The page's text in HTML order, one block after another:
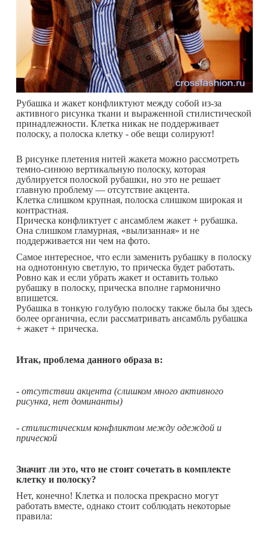
Рубашка и жакет конфликтуют между собой из-за
активного рисунка ткани и выраженной стилистической
принадлежности. Клетка никак не поддерживает
полоску, а полоска клетку - обе вещи солируют!
В рисунке плетения нитей жакета можно рассмотреть
темно-синюю вертикальную полоску, которая
дублируется полоской рубашки, но это не решает
главную проблему — отсутствие акцента.
Клетка слишком крупная, полоска слишком широкая и
контрастная.
Прическа конфликтует с ансамблем жакет + рубашка.
Она слишком гламурная, «вылизанная» и не
поддерживается ни чем на фото.
Самое интересное, что если заменить рубашку в полоску
на однотонную светлую, то прическа будет работать.
Ровно как и если убрать жакет и оставить только
рубашку в полоску, прическа вполне гармонично
впишется.
Рубашка в тонкую голубую полоску также была бы здесь
более органична, если рассматривать ансамбль рубашка
+ жакет + прическа.
Итак, проблема данного образа в:
- отсутствии акцента (слишком много активного
рисунка, нет доминанты)
- стилистическим конфликтом между одеждой и
прической
Значит ли это, что не стоит сочетать в комплекте
клетку и полоску?
Нет, конечно! Клетка и полоска прекрасно могут
работать вместе, однако стоит соблюдать некоторые
правила: